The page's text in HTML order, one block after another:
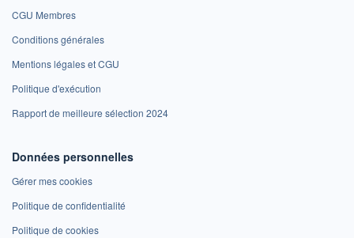
CGU Membres
Conditions générales
Mentions légales et CGU
Politique d'exécution
Rapport de meilleure sélection 2024
Données personnelles
Gérer mes cookies
Politique de confidentialité
Politique de cookies